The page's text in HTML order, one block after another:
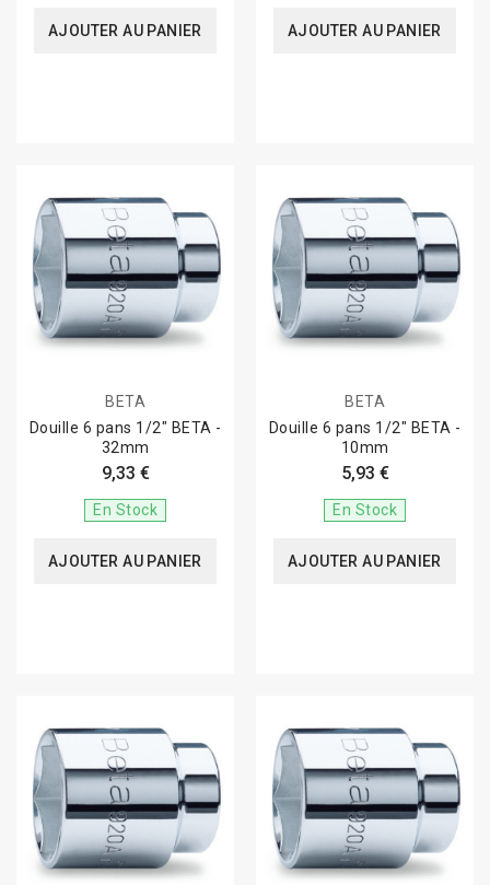
AJOUTER AU PANIER AJOUTER AU PANIER
BETA
Douille 6 pans 1/2" BETA -
32mm
9,33 €
En Stock
AJOUTER AU PANIER
BETA
Douille 6 pans 1/2" BETA -
10mm
5,93 €
En Stock
AJOUTER AU PANIER